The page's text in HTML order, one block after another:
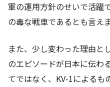
軍の運用方針のせいで活躍
の毒な戦車であるとも言えま
また、少し変わった理由と
のエピソードが日本に伝わ
てではなく、KV-1によるも